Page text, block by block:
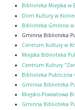
Biblioteka Miejska w
Dom Kultury w
Biblioteka Gminna w
Gminna Biblioteka
Centrum Kultury w
Miejska Biblioteka
Centrum Kultury
Biblioteka Publiczna
Gminna Biblioteka
Miejsko-Powiatowa
Gminna Biblioteka